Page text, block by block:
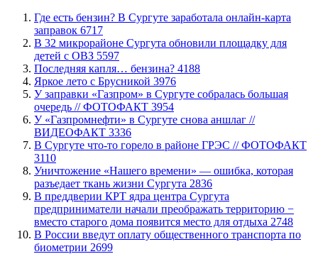
​Где есть бензин? В Сургуте заработала онлайн-карта
заправок 6717
В 32 микрорайоне Сургута обновили площадку для
детей с ОВЗ 5597
​Последняя капля… бензина? 4188
Яркое лето с Брусникой 3976
​У заправки «Газпром» в Сургуте собралась большая
очередь // ФОТОФАКТ 3954
У «Газпромнефти» в Сургуте снова аншлаг //
ВИДЕОФАКТ 3336
​В Сургуте что-то горело в районе ГРЭС // ФОТОФАКТ
3110
​Уничтожение «Нашего времени» — ошибка, которая
разъедает ткань жизни Сургута 2836
​В преддверии КРТ ядра центра Сургута
предприниматели начали преображать территорию −
вместо старого дома появится место для отдыха 2748
В России введут оплату общественного транспорта по
биометрии 2699